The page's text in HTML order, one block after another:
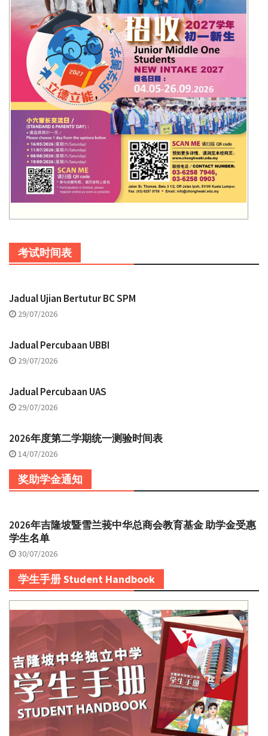
考试时间表
Jadual Ujian Bertutur BC SPM
29/07/2026
Jadual Percubaan UBBI
29/07/2026
Jadual Percubaan UAS
29/07/2026
2026年度第二学期统一测验时间表
14/07/2026
奖助学金通知
2026年吉隆坡暨雪兰莪中华总商会教育基金 助学金受惠
学生名单
30/07/2026
学生手册 Student Handbook